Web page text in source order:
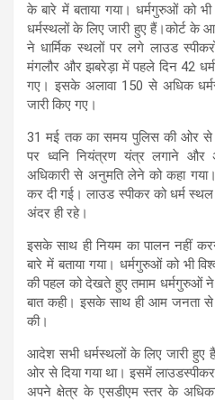
के बारे में बताया गया। धर्मगुरुओं को
धर्मस्थलों के लिए जारी हुए हैं।कोर्ट के
ने धार्मिक स्थलों पर लगे लाउड
मंगलौर और झबरेड़ा में पहले दिन 42
गए। इसके अलावा 150 से अधिक
जारी किए गए।
31 मई तक का समय पुलिस की ओर से
पर ध्वनि नियंत्रण यंत्र लगाने
अधिकारी से अनुमति लेने को कहा
कर दी गई। लाउड स्पीकर को धर्म
अंदर ही रहे।
इसके साथ ही नियम का पालन नहीं
बारे में बताया गया। धर्मगुरुओं को भी
की पहल को देखते हुए तमाम धर्मगुरुओं
बात कही। इसके साथ ही आम जनता
की।
आदेश सभी धर्मस्थलों के लिए जारी
ओर से दिया गया था। इसमें
अपने क्षेत्र के एसडीएम स्तर के